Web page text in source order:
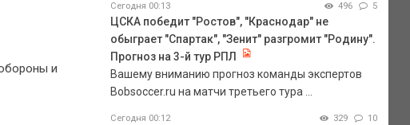
и
Сегодня 00:13 496 5
ЦСКА победит "Ростов", "Краснодар" не
обыграет "Спартак", "Зенит" разгромит "Родину".
Прогноз на 3-й тур РПЛ
Вашему вниманию прогноз команды экспертов
Bobsoccer.ru на матчи третьего тура ...
Сегодня 00:12 329 10